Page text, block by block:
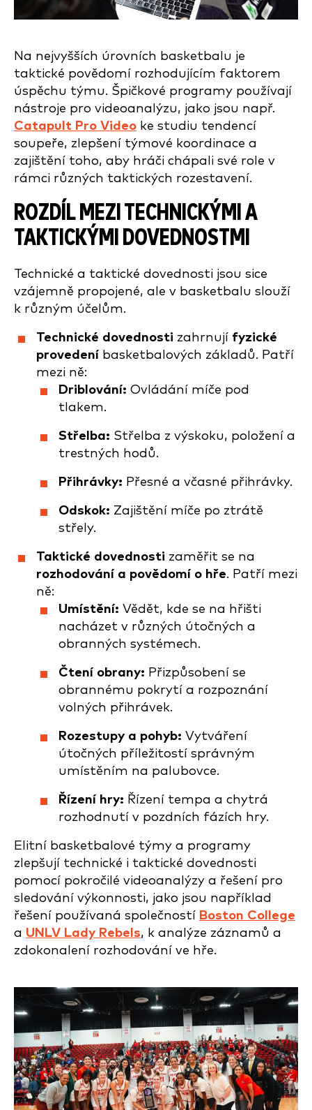
Na nejvyšších úrovních basketbalu je
taktické povědomí rozhodujícím faktorem
úspěchu týmu. Špičkové programy používají
nástroje pro videoanalýzu, jako jsou např.
Catapult Pro Video ke studiu tendencí
soupeře, zlepšení týmové koordinace a
zajištění toho, aby hráči chápali své role v
rámci různých taktických rozestavení.
ROZDÍL MEZI TECHNICKÝMI A
TAKTICKÝMI DOVEDNOSTMI
Technické a taktické dovednosti jsou sice
vzájemně propojené, ale v basketbalu slouží
k různým účelům.
Technické dovednosti zahrnují fyzické
provedení basketbalových základů. Patří
mezi ně:
Driblování: Ovládání míče pod
tlakem.
Střelba: Střelba z výskoku, položení a
trestných hodů.
Přihrávky: Přesné a včasné přihrávky.
Odskok: Zajištění míče po ztrátě
střely.
Taktické dovednosti zaměřit se na
rozhodování a povědomí o hře. Patří mezi
ně:
Umístění: Vědět, kde se na hřišti
nacházet v různých útočných a
obranných systémech.
Čtení obrany: Přizpůsobení se
obrannému pokrytí a rozpoznání
volných přihrávek.
Rozestupy a pohyb: Vytváření
útočných příležitostí správným
umístěním na palubovce.
Řízení hry: Řízení tempa a chytrá
rozhodnutí v pozdních fázích hry.
Elitní basketbalové týmy a programy
zlepšují technické i taktické dovednosti
pomocí pokročilé videoanalýzy a řešení pro
sledování výkonnosti, jako jsou například
řešení používaná společností Boston College
a UNLV Lady Rebels, k analýze záznamů a
zdokonalení rozhodování ve hře.